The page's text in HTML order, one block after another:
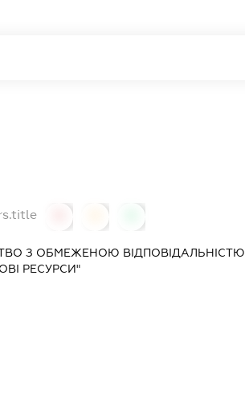
З ОБМЕЖЕНОЮ ВІДПОВІДАЛЬНІСТЮ
РЕСУРСИ"